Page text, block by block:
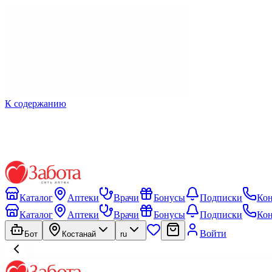
К содержанию
Каталог Аптеки Врачи Бонусы Подписки
Каталог
Аптеки Врачи Бонусы Подписки
Бот Костанай ru Войти